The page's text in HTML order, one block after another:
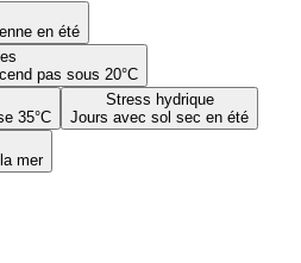
en été
pas sous 20°C
35°C
Stress hydrique
Jours avec sol sec en été
mer